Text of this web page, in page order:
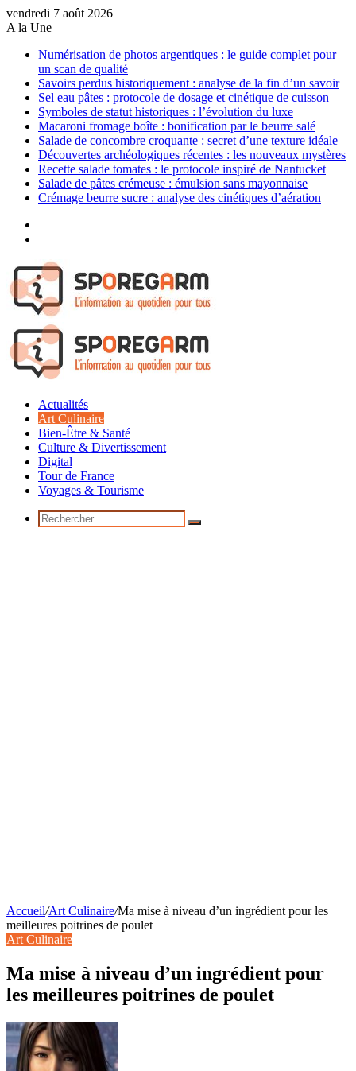
vendredi 7 août 2026
A la Une
Numérisation de photos argentiques : le guide complet pour
un scan de qualité
Savoirs perdus historiquement : analyse de la fin d’un savoir
Sel eau pâtes : protocole de dosage et cinétique de cuisson
Symboles de statut historiques : l’évolution du luxe
Macaroni fromage boîte : bonification par le beurre salé
Salade de concombre croquante : secret d’une texture idéale
Découvertes archéologiques récentes : les nouveaux mystères
Recette salade tomates : le protocole inspiré de Nantucket
Salade de pâtes crémeuse : émulsion sans mayonnaise
Crémage beurre sucre : analyse des cinétiques d’aération
Menu
Actualités
Art Culinaire
Bien-Être & Santé
Culture & Divertissement
Digital
Tour de France
Voyages & Tourisme
Rechercher
Accueil/Art Culinaire/Ma mise à niveau d’un ingrédient pour les
meilleures poitrines de poulet
Art Culinaire
Ma mise à niveau d’un ingrédient pour
les meilleures poitrines de poulet